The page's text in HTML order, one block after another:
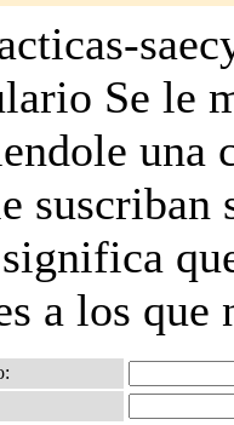
Se le
una
a los que